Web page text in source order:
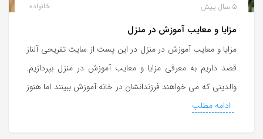
خانواده 5 سال پیش
مزایا و معایب آموزش در منزل
مزایا و معایب آموزش در منزل در این پست از سایت تفریحی آلناز
قصد داریم به معرفی مزایا و معایب آموزش در منزل بپردازیم.
والدینی که می خواهند فرزندانشان در خانه آموزش ببینند اما هنوز
ادامه مطلب